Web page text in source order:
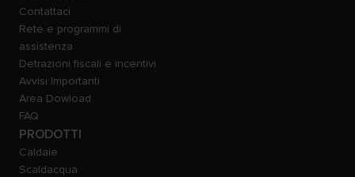
Contattaci
Rete e programmi di
assistenza
Detrazioni fiscali e incentivi
Avvisi Importanti
Area Dowload
FAQ
PRODOTTI
Caldaie
Scaldacqua